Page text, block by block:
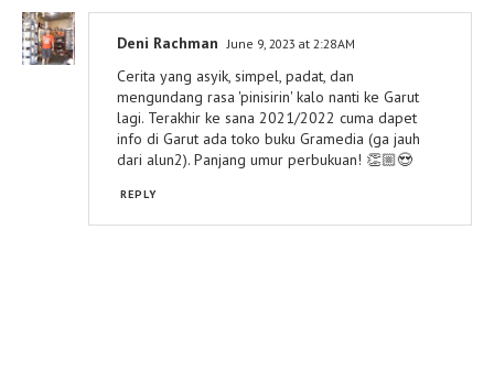
Deni Rachman June 9, 2023 at 2:28 AM
Cerita yang asyik, simpel, padat, dan
mengundang rasa 'pinisirin' kalo nanti ke Garut
lagi. Terakhir ke sana 2021/2022 cuma dapet
info di Garut ada toko buku Gramedia (ga jauh
dari alun2). Panjang umur perbukuan! 👏🏼😍
REPLY